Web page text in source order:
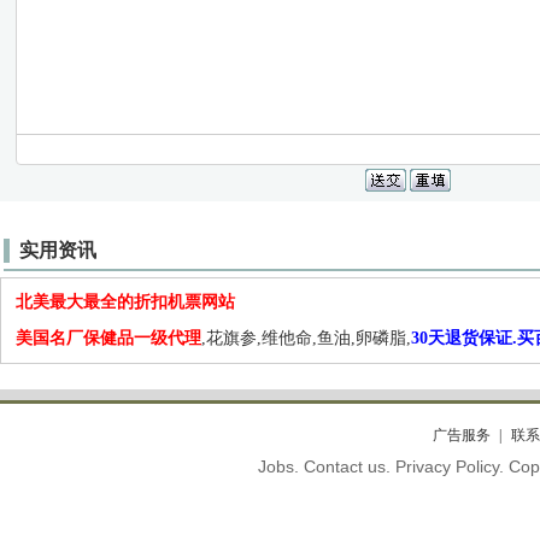
实用资讯
北美最大最全的折扣机票网站
美国名厂保健品一级代理,花旗参,维他命,鱼油,卵磷脂,30天退货保证.买
广告服务 联
Jobs. Contact us. Privacy Policy.